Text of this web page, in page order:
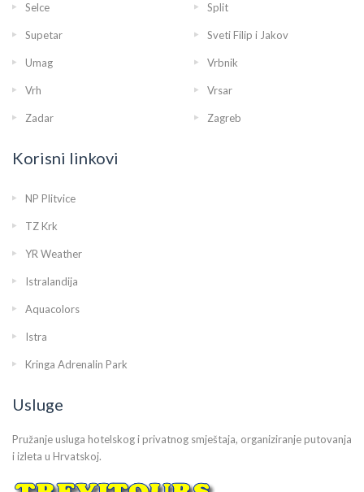
Selce Split
Supetar Sveti Filip i Jakov
Umag Vrbnik
Vrh Vrsar
Zadar Zagreb
Korisni linkovi
NP Plitvice
TZ Krk
YR Weather
Istralandija
Aquacolors
Istra
Kringa Adrenalin Park
Usluge
Pružanje usluga hotelskog i privatnog smještaja, organiziranje putovanja
i izleta u Hrvatskoj.